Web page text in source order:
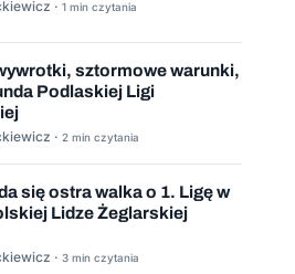
· 1 min czytania
sztormowe warunki,
Podlaskiej Ligi
· 2 min czytania
się ostra walka o 1. Ligę w
Lidze Żeglarskiej
· 3 min czytania